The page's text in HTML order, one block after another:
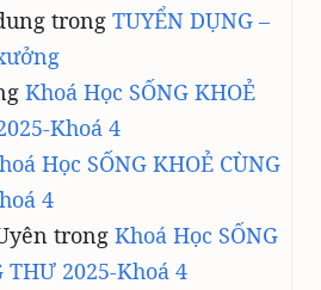
I
Ớ
trong TUYỂN DỤNG –
Khoá Học SỐNG KHOẺ
Khoá 4
Học SỐNG KHOẺ CÙNG
4
trong Khoá Học SỐNG
THƯ 2025-Khoá 4